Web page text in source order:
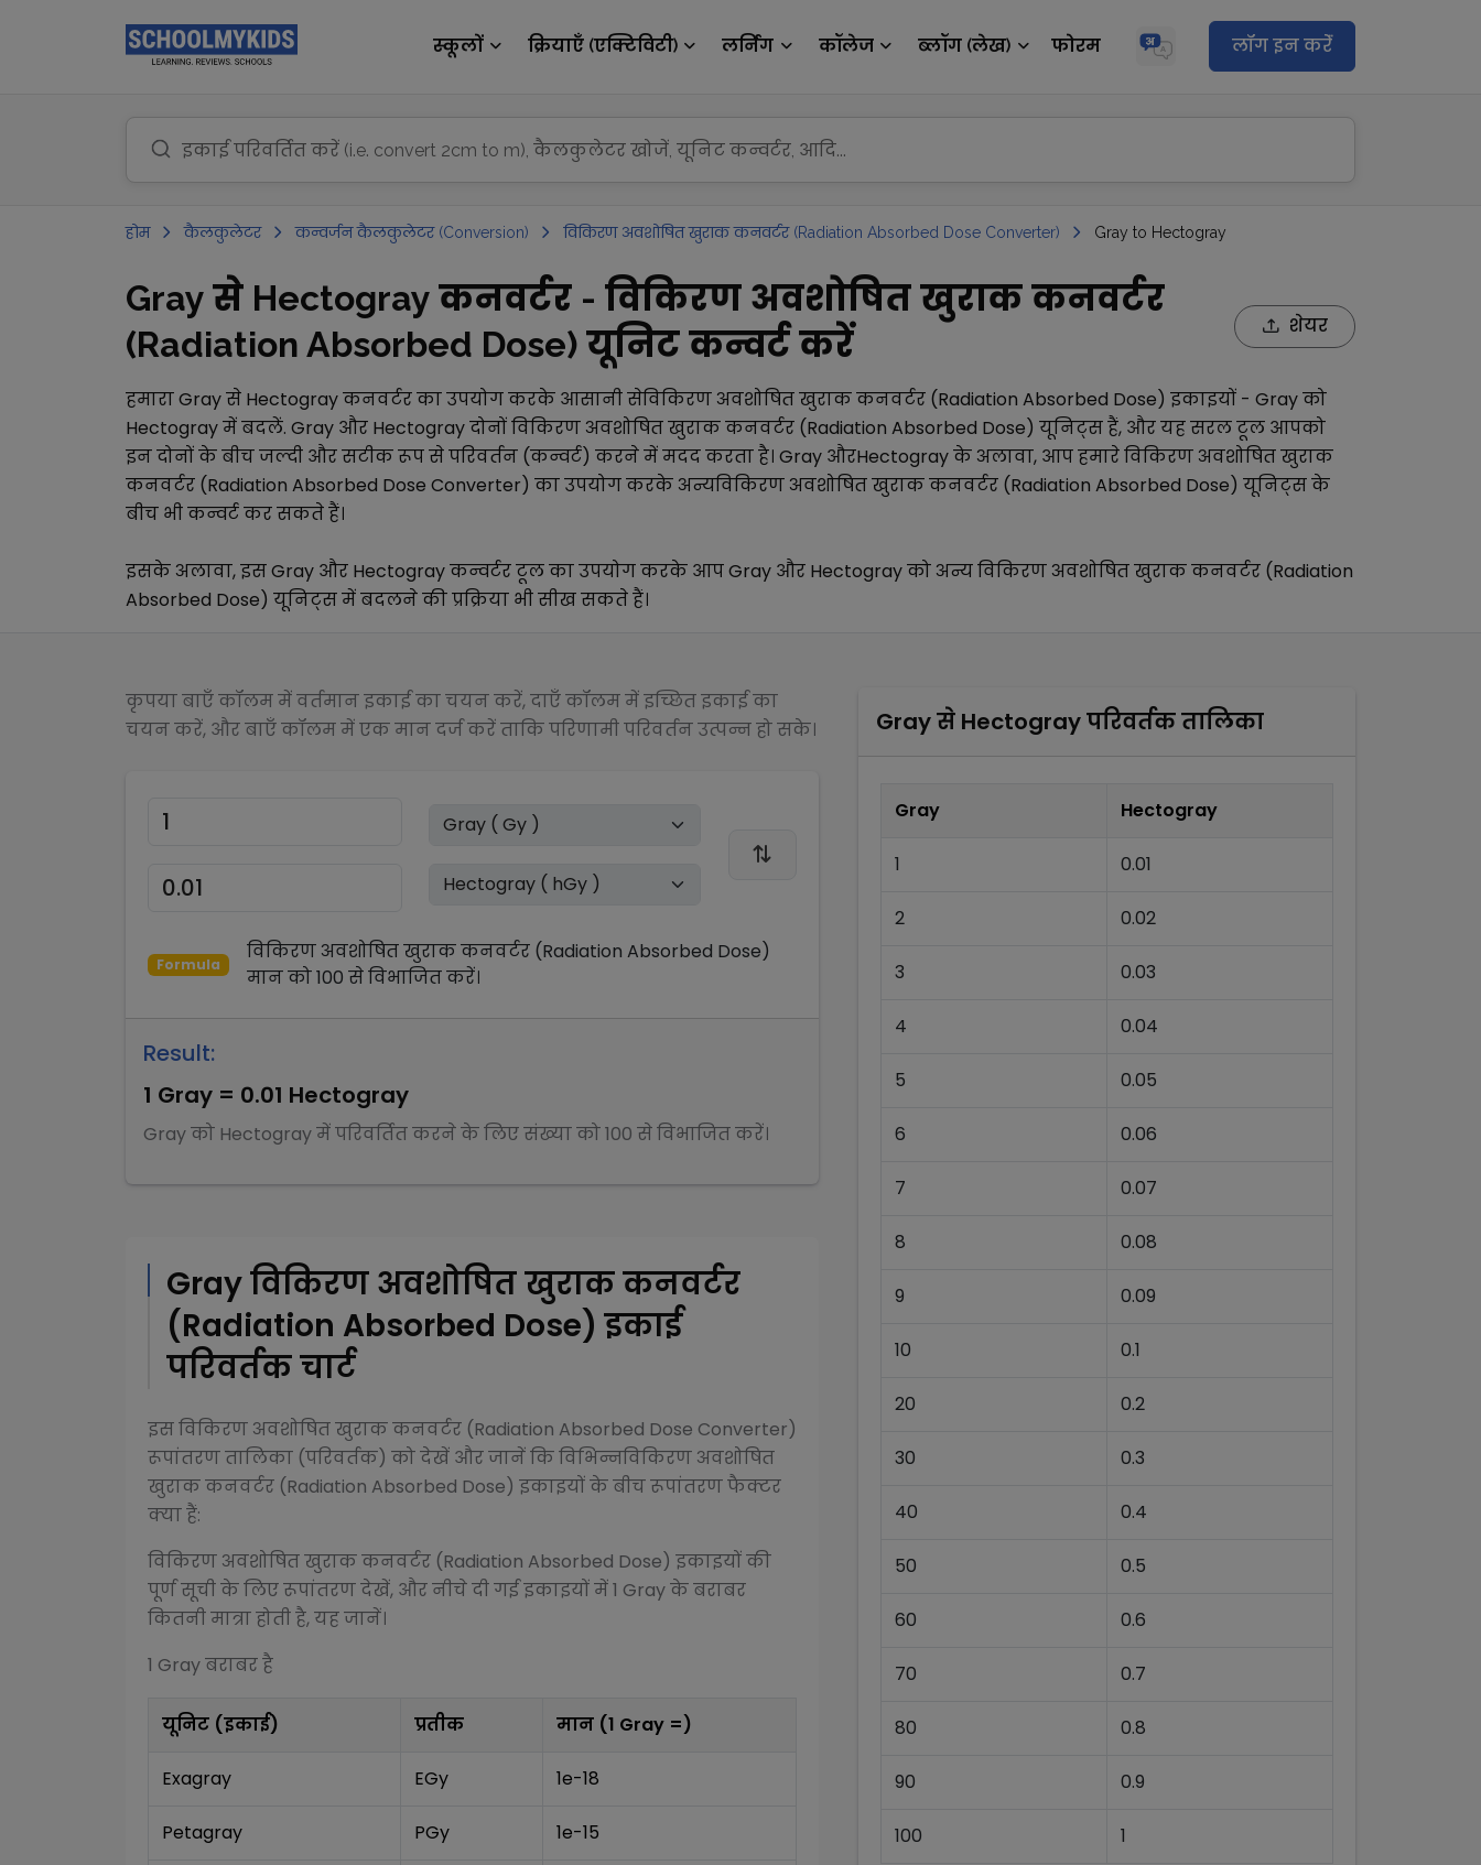
स्कूलों क्रियाएँ (एक्टिविटी) लर्निंग कॉलेज ब्लॉग (लेख) फोरम लॉग इन करेंं
होम कैलकुलेटर कन्वर्जन कैलकुलेटर (Conversion) विकिरण अवशोषित खुराक कनवर्टर (Radiation Absorbed Dose Converter) Gray to Hectogray
Gray से Hectogray कनवर्टर - विकिरण अवशोषित खुराक कनवर्टर
(Radiation Absorbed Dose) यूनिट कन्वर्ट करें
शेयर
हमाराGrayसे Hectograyकनवर्टर का उपयोग करके आसानी सेविकिरण अवशोषित खुराक कनवर्टर (Radiation Absorbed Dose) इकाइयों - Grayको
Hectograyमें बदलें. Gray और Hectograyदोनोंविकिरण अवशोषित खुराक कनवर्टर (Radiation Absorbed Dose) यूनिट्स हैं, और यह सरल टूल आपको
इन दोनों के बीच जल्दी और सटीक रूप से परिवर्तन (कन्वर्ट) करने में मदद करता है। Gray औरHectograyके अलावा, आप हमारेविकिरण अवशोषित खुराक
कनवर्टर (Radiation Absorbed Dose Converter) का उपयोग करके अन्यविकिरण अवशोषित खुराक कनवर्टर (Radiation Absorbed Dose) यूनिट्स के
बीच भी कन्वर्ट कर सकते हैं।
इसके अलावा, इसGray और Hectograyकन्वर्टर टूल का उपयोग करके आपGray और Hectograyको अन्यविकिरण अवशोषित खुराक कनवर्टर (Radiation
Absorbed Dose) यूनिट्स में बदलने की प्रक्रिया भी सीख सकते हैं।
कृपया बाएँ कॉलम में वर्तमान इकाई का चयन करें, दाएँ कॉलम में इच्छित इकाई का
चयन करें, और बाएँ कॉलम में एक मान दर्ज करें ताकि परिणामी परिवर्तन उत्पन्न हो सके।
Formula
विकिरण अवशोषित खुराक कनवर्टर (Radiation Absorbed Dose)
मान को100 सेविभाजितकरें।
Result:
1 Gray = 0.01 Hectogray
Grayको Hectograyमें परिवर्तित करने के लिए संख्या को100 सेविभाजितकरें।
Grayविकिरण अवशोषित खुराक कनवर्टर
(Radiation Absorbed Dose) इकाई
परिवर्तक चार्ट
इसविकिरण अवशोषित खुराक कनवर्टर (Radiation Absorbed Dose Converter)
रूपांतरण तालिका (परिवर्तक) को देखें और जानें कि विभिन्नविकिरण अवशोषित
खुराक कनवर्टर (Radiation Absorbed Dose) इकाइयों के बीच रूपांतरण फैक्टर
क्या हैं:
विकिरण अवशोषित खुराक कनवर्टर (Radiation Absorbed Dose) इकाइयों की
पूर्ण सूची के लिए रूपांतरण देखें, और नीचे दी गई इकाइयों में 1 Grayके बराबर
कितनी मात्रा होती है, यह जानें।
1 Grayबराबर है
यूनिट (इकाई) प्रतीक मान (1 Gray =)
Exagray EGy 1e-18
Petagray PGy 1e-15
Grayसे Hectograyपरिवर्तक तालिका
Gray Hectogray
1 0.01
2 0.02
3 0.03
4 0.04
5 0.05
6 0.06
7 0.07
8 0.08
9 0.09
10 0.1
20 0.2
30 0.3
40 0.4
50 0.5
60 0.6
70 0.7
80 0.8
90 0.9
100 1